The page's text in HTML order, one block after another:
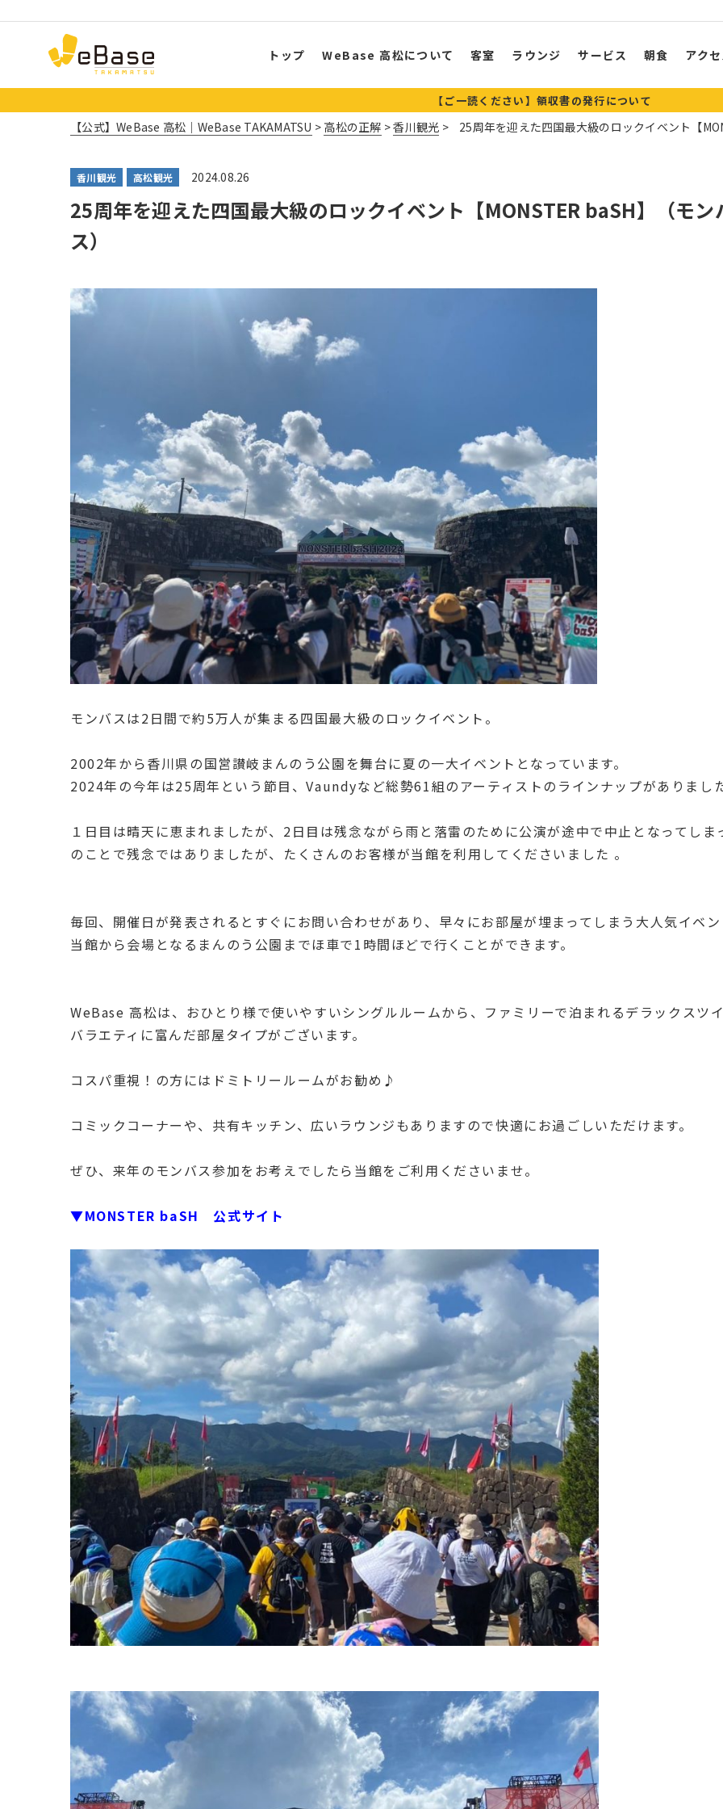
トップ WeBase 高松について 客室 ラウンジ サービス 朝食 アク
【ご一読ください】領収書の発行について
【公式】WeBase 高松｜WeBase TAKAMATSU > 高松の正解 >香川観光 > 25周年を迎えた四国最大級のロックイベント【
香川観光 高松観光 2024.08.26
25周年を迎えた四国最大級のロックイベント【MONSTER baSH】（モン
ス）
モンバスは2日間で約5万人が集まる四国最大級のロックイベント。
2002年から香川県の国営讃岐まんのう公園を舞台に夏の一大イベントとなっています。
2024年の今年は25周年という節目、Vaundyなど総勢61組のアーティストのラインナップがありました
１日目は晴天に恵まれましたが、2日目は残念ながら雨と落雷のために公演が途中で中止となってしま
のことで残念ではありましたが、たくさんのお客様が当館を利用してくださいました 。
毎回、開催日が発表されるとすぐにお問い合わせがあり、早々にお部屋が埋まってしまう大人気イベン
当館から会場となるまんのう公園までほ車で1時間ほどで行くことができます。
WeBase 高松は、おひとり様で使いやすいシングルルームから、ファミリーで泊まれるデラックスツ
バラエティに富んだ部屋タイプがございます。
コスパ重視！の方にはドミトリールームがお勧め♪
コミックコーナーや、共有キッチン、広いラウンジもありますので快適にお過ごしいただけます。
ぜひ、来年のモンバス参加をお考えでしたら当館をご利用くださいませ。
▼MONSTER baSH 公式サイト